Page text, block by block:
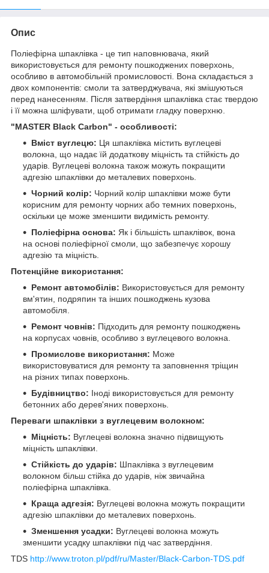
Опис
Поліефірна шпаклівка - це тип наповнювача, який
використовується для ремонту пошкоджених поверхонь,
особливо в автомобільній промисловості. Вона складається з
двох компонентів: смоли та затверджувача, які змішуються
перед нанесенням. Після затвердіння шпаклівка стає твердою
і її можна шліфувати, щоб отримати гладку поверхню.
"MASTER Black Carbon" - особливості:
Вміст вуглецю: Ця шпаклівка містить вуглецеві
волокна, що надає їй додаткову міцність та стійкість до
ударів. Вуглецеві волокна також можуть покращити
адгезію шпаклівки до металевих поверхонь.
Чорний колір: Чорний колір шпаклівки може бути
корисним для ремонту чорних або темних поверхонь,
оскільки це може зменшити видимість ремонту.
Поліефірна основа: Як і більшість шпаклівок, вона
на основі поліефірної смоли, що забезпечує хорошу
адгезію та міцність.
Потенційне використання:
Ремонт автомобілів: Використовується для ремонту
вм'ятин, подряпин та інших пошкоджень кузова
автомобіля.
Ремонт човнів: Підходить для ремонту пошкоджень
на корпусах човнів, особливо з вуглецевого волокна.
Промислове використання: Може
використовуватися для ремонту та заповнення тріщин
на різних типах поверхонь.
Будівництво: Іноді використовується для ремонту
бетонних або дерев'яних поверхонь.
Переваги шпаклівки з вуглецевим волокном:
Міцність: Вуглецеві волокна значно підвищують
міцність шпаклівки.
Стійкість до ударів: Шпаклівка з вуглецевим
волокном більш стійка до ударів, ніж звичайна
поліефірна шпаклівка.
Краща адгезія: Вуглецеві волокна можуть покращити
адгезію шпаклівки до металевих поверхонь.
Зменшення усадки: Вуглецеві волокна можуть
зменшити усадку шпаклівки під час затвердіння.
TDS http://www.troton.pl/pdf/ru/Master/Black-Carbon-TDS.pdf